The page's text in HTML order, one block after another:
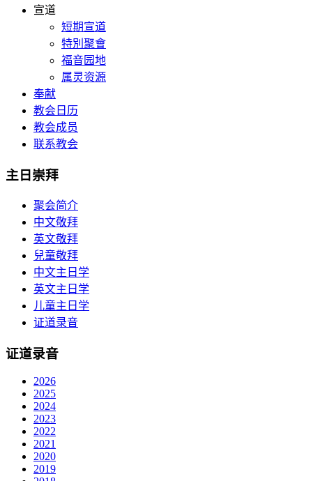
宣道
短期宣道
特別聚會
福音园地
属灵资源
奉献
教会日历
教会成员
联系教会
主日崇拜
聚会简介
中文敬拜
英文敬拜
兒童敬拜
中文主日学
英文主日学
儿童主日学
证道录音
证道录音
2026
2025
2024
2023
2022
2021
2020
2019